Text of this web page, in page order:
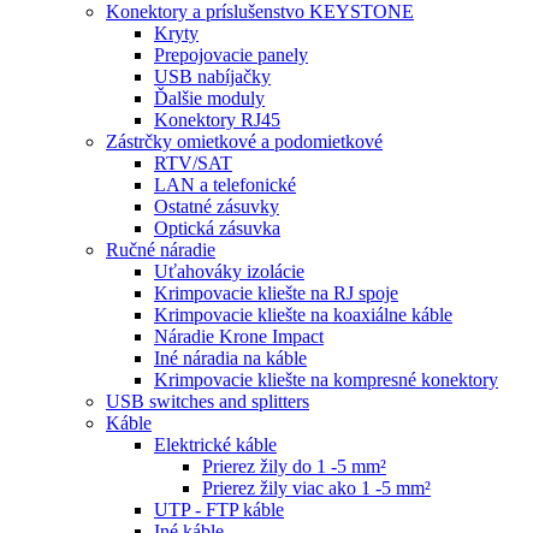
Konektory a príslušenstvo KEYSTONE
Kryty
Prepojovacie panely
USB nabíjačky
Ďalšie moduly
Konektory RJ45
Zástrčky omietkové a podomietkové
RTV/SAT
LAN a telefonické
Ostatné zásuvky
Optická zásuvka
Ručné náradie
Uťahováky izolácie
Krimpovacie kliešte na RJ spoje
Krimpovacie kliešte na koaxiálne káble
Náradie Krone Impact
Iné náradia na káble
Krimpovacie kliešte na kompresné konektory
USB switches and splitters
Káble
Elektrické káble
Prierez žily do 1 -5 mm²
Prierez žily viac ako 1 -5 mm²
UTP - FTP káble